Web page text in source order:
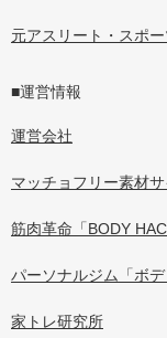
元アスリート・スポ
■運営情報
運営会社
マッチョフリー素材
筋肉革命「BODY
パーソナルジム「ボデ
家トレ研究所